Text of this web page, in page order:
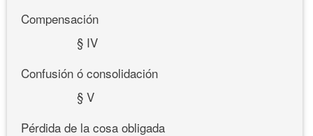
Compensación
§ IV
Confusión ó consolidación
§ V
Pérdida de la cosa obligada